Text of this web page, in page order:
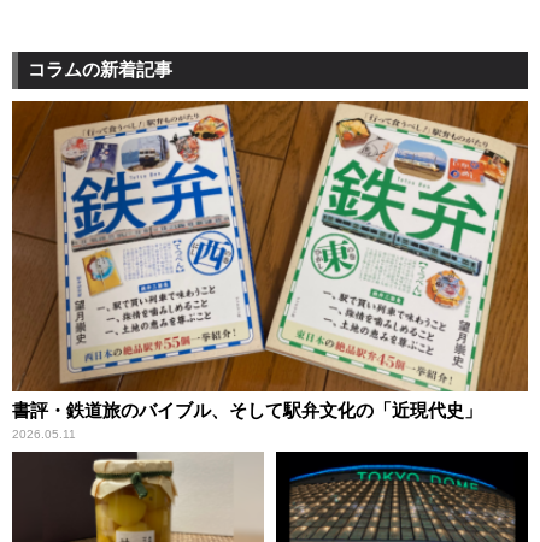
コラムの新着記事
書評・鉄道旅のバイブル、そして駅弁文化の「近現代史」
2026.05.11